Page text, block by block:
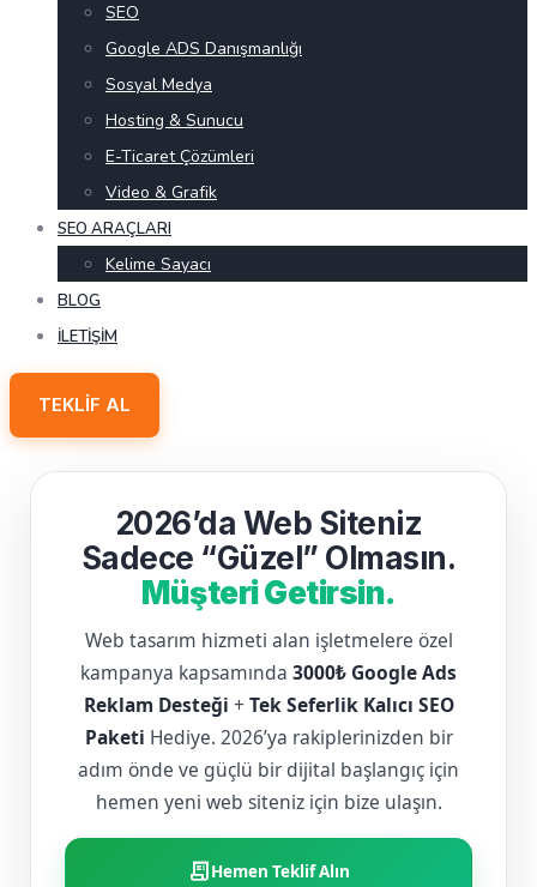
SEO
Google ADS Danışmanlığı
Sosyal Medya
Hosting & Sunucu
E-Ticaret Çözümleri
Video & Grafik
SEO ARAÇLARI
Kelime Sayacı
BLOG
İLETIŞIM
TEKLIF AL
2026’da Web Siteniz
Sadece “Güzel” Olmasın.
Müşteri Getirsin.
Web tasarım hizmeti alan işletmelere özel
kampanya kapsamında 3000₺ Google Ads
Reklam Desteği + Tek Seferlik Kalıcı SEO
Paketi Hediye. 2026’ya rakiplerinizden bir
adım önde ve güçlü bir dijital başlangıç için
hemen yeni web siteniz için bize ulaşın.
receipt_longHemen Teklif Alın